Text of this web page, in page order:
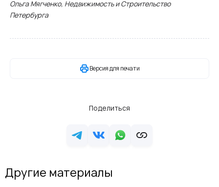
Ольга Мягченко, Недвижимость и Строительство
Петербурга
Версия для печати
Поделиться
Другие материалы